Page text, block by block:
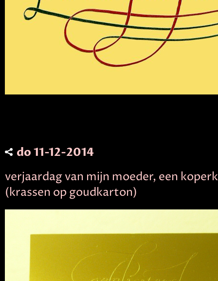
do 11-12-2014
verjaardag van mijn moeder, een
(krassen op goudkarton)